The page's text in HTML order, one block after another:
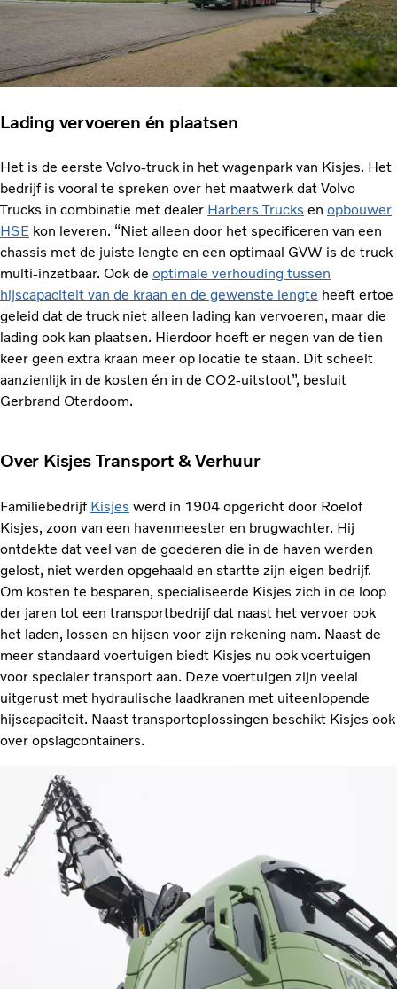
Lading vervoeren én plaatsen
Het is de eerste Volvo-truck in het wagenpark van Kisjes. Het
bedrijf is vooral te spreken over het maatwerk dat Volvo
Trucks in combinatie met dealer Harbers Trucks en opbouwer
HSE kon leveren. “Niet alleen door het specificeren van een
chassis met de juiste lengte en een optimaal GVW is de truck
multi-inzetbaar. Ook de optimale verhouding tussen
hijscapaciteit van de kraan en de gewenste lengte heeft ertoe
geleid dat de truck niet alleen lading kan vervoeren, maar die
lading ook kan plaatsen. Hierdoor hoeft er negen van de tien
keer geen extra kraan meer op locatie te staan. Dit scheelt
aanzienlijk in de kosten én in de CO2-uitstoot”, besluit
Gerbrand Oterdoom.
Over Kisjes Transport & Verhuur
Familiebedrijf Kisjes werd in 1904 opgericht door Roelof
Kisjes, zoon van een havenmeester en brugwachter. Hij
ontdekte dat veel van de goederen die in de haven werden
gelost, niet werden opgehaald en startte zijn eigen bedrijf.
Om kosten te besparen, specialiseerde Kisjes zich in de loop
der jaren tot een transportbedrijf dat naast het vervoer ook
het laden, lossen en hijsen voor zijn rekening nam. Naast de
meer standaard voertuigen biedt Kisjes nu ook voertuigen
voor specialer transport aan. Deze voertuigen zijn veelal
uitgerust met hydraulische laadkranen met uiteenlopende
hijscapaciteit. Naast transportoplossingen beschikt Kisjes ook
over opslagcontainers.